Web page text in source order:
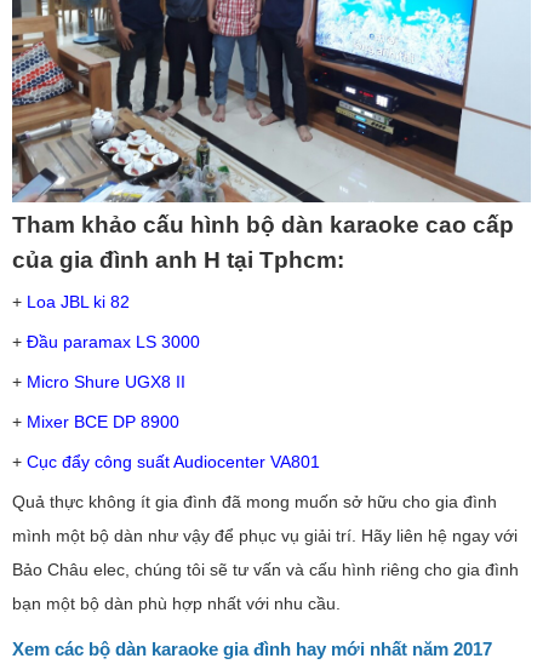
Tham khảo cấu hình bộ dàn karaoke cao cấp
của gia đình anh H tại Tphcm:
+ Loa JBL ki 82
+ Đầu paramax LS 3000
+ Micro Shure UGX8 II
+ Mixer BCE DP 8900
+ Cục đẩy công suất Audiocenter VA801
Quả thực không ít gia đình đã mong muốn sở hữu cho gia đình
mình một bộ dàn như vậy để phục vụ giải trí. Hãy liên hệ ngay với
Bảo Châu elec, chúng tôi sẽ tư vấn và cấu hình riêng cho gia đình
bạn một bộ dàn phù hợp nhất với nhu cầu.
Xem các bộ dàn karaoke gia đình hay mới nhất năm 2017